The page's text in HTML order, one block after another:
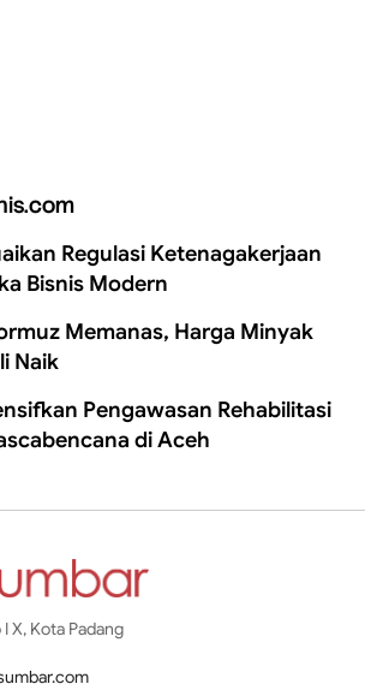
Regulasi Ketenagakerjaan
Bisnis Modern
Memanas, Harga Minyak
Naik
Pengawasan Rehabilitasi
di Aceh
X, Kota Padang